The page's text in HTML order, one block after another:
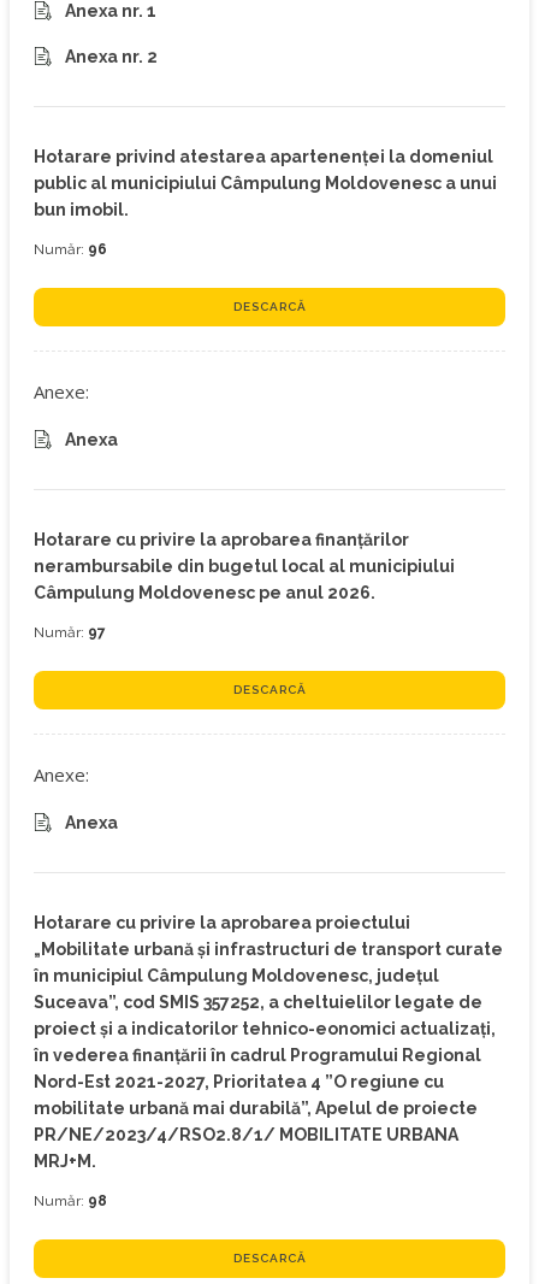
Anexa nr. 1
Anexa nr. 2
Hotarare privind atestarea apartenenței la domeniul
public al municipiului Câmpulung Moldovenesc a unui
bun imobil.
Număr: 96
DESCARCĂ
Anexe:
Anexa
Hotarare cu privire la aprobarea finanţărilor
nerambursabile din bugetul local al municipiului
Câmpulung Moldovenesc pe anul 2026.
Număr: 97
DESCARCĂ
Anexe:
Anexa
Hotarare cu privire la aprobarea proiectului
„Mobilitate urbană și infrastructuri de transport curate
în municipiul Câmpulung Moldovenesc, județul
Suceava”, cod SMIS 357252, a cheltuielilor legate de
proiect și a indicatorilor tehnico-eonomici actualizați,
în vederea finanțării în cadrul Programului Regional
Nord-Est 2021-2027, Prioritatea 4 ”O regiune cu
mobilitate urbană mai durabilă”, Apelul de proiecte
PR/NE/2023/4/RSO2.8/1/ MOBILITATE URBANA
MRJ+M.
Număr: 98
DESCARCĂ